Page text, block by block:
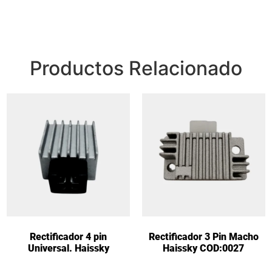
Productos Relacionado
Rectificador 4 pin
Universal. Haissky
Rectificador 3 Pin Macho
Haissky COD:0027